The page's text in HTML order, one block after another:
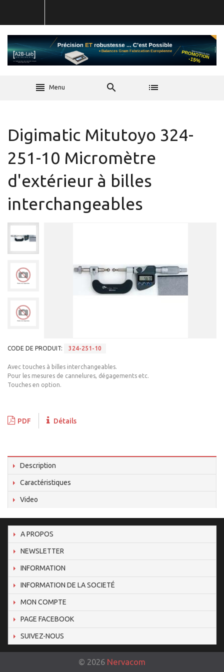
Menu
Digimatic Mitutoyo 324-
251-10 Micromètre
d'extérieur à billes
interchangeables
CODE DE PRODUIT: 324-251-10
Avec touches à billes interchangeables.
Pour les mesures de cannelures, dégagements etc.
Touches en option.
PDF Détails
Description
Caractéristiques
Video
A PROPOS
NEWSLETTER
INFORMATION
INFORMATION DE LA SOCIETÉ
MON COMPTE
PAGE FACEBOOK
SUIVEZ-NOUS
© 2026 Nervacom